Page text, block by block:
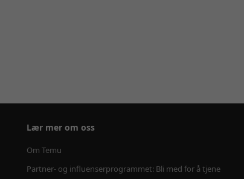
Lær mer om oss
Om Temu
Partner- og influenserprogrammet: Bli med for å tjene